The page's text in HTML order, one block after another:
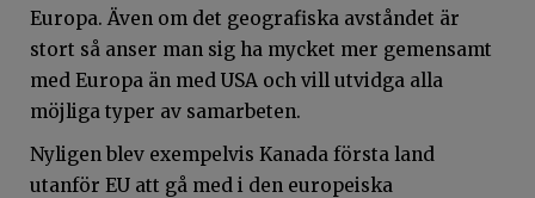
Europa. Även om det geografiska avståndet är
stort så anser man sig ha mycket mer gemensamt
med Europa än med USA och vill utvidga alla
möjliga typer av samarbeten.
Nyligen blev exempelvis Kanada första land
utanför EU att gå med i den europeiska